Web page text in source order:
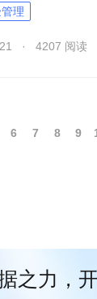
理
· 4207 阅读
6 7 8 9
之力，